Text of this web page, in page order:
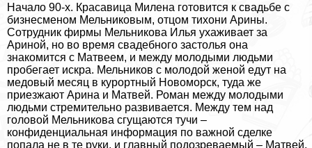
Начало 90-х. Красавица Милена готовится к свадьбе с
бизнесменом Мельниковым, отцом тихони Арины.
Сотрудник фирмы Мельникова Илья ухаживает за
Ариной, но во время свадебного застолья она
знакомится с Матвеем, и между молодыми людьми
пробегает искра. Мельников с молодой женой едут на
медовый месяц в курортный Новоморск, туда же
приезжают Арина и Матвей. Роман между молодыми
людьми стремительно развивается. Между тем над
головой Мельникова сгущаются тучи –
конфиденциальная информация по важной сделке
попала не в те руки, и главный подозреваемый – Матвей.